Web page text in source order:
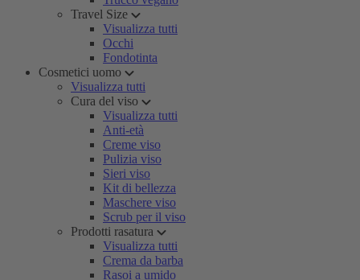
Travel Size
Visualizza tutti
Occhi
Fondotinta
Cosmetici uomo
Visualizza tutti
Cura del viso
Visualizza tutti
Anti-età
Creme viso
Pulizia viso
Sieri viso
Kit di bellezza
Maschere viso
Scrub per il viso
Prodotti rasatura
Visualizza tutti
Crema da barba
Rasoi a umido